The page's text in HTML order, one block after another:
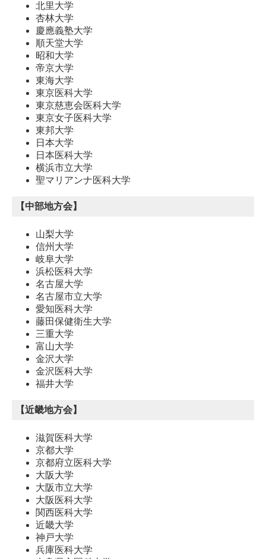
北里大学
杏林大学
慶應義塾大学
順天堂大学
昭和大学
帝京大学
東海大学
東京医科大学
東京慈恵会医科大学
東京女子医科大学
東邦大学
日本大学
日本医科大学
横浜市立大学
聖マリアンナ医科大学
【中部地方会】
山梨大学
信州大学
岐阜大学
浜松医科大学
名古屋大学
名古屋市立大学
愛知医科大学
藤田保健衛生大学
三重大学
富山大学
金沢大学
金沢医科大学
福井大学
【近畿地方会】
滋賀医科大学
京都大学
京都府立医科大学
大阪大学
大阪市立大学
大阪医科大学
関西医科大学
近畿大学
神戸大学
兵庫医科大学